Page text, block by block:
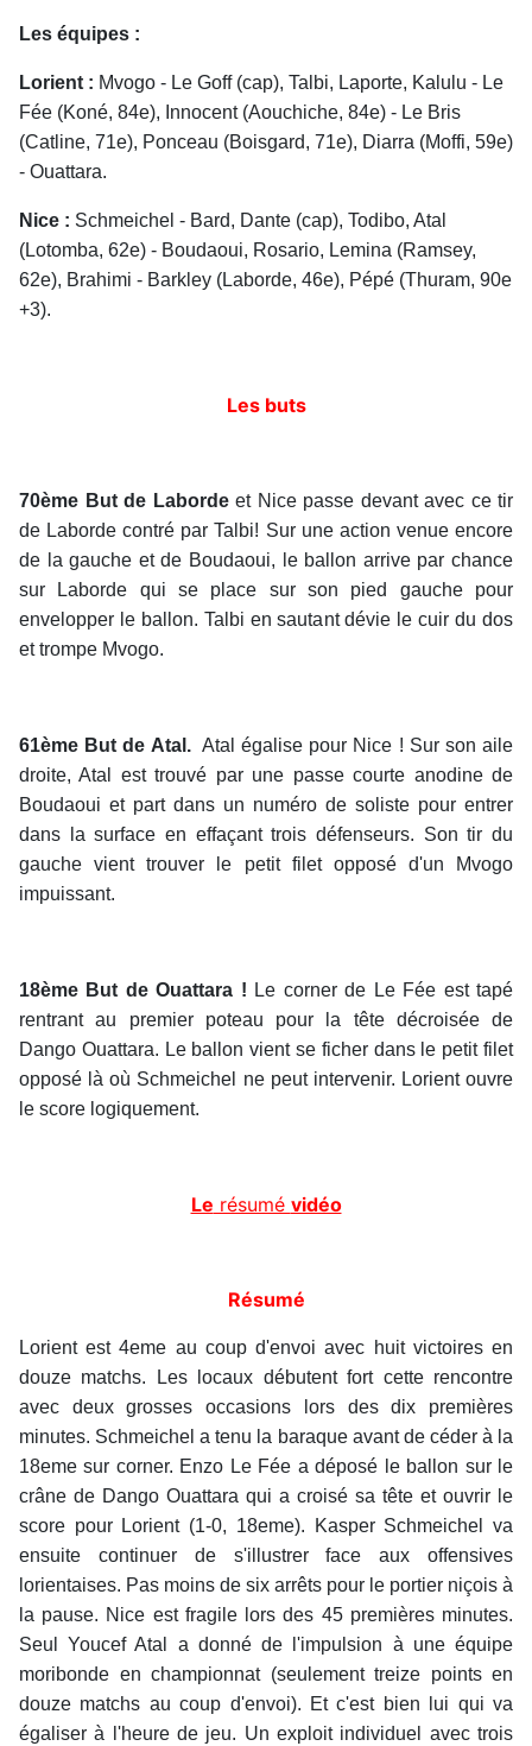
Les équipes :
Lorient : Mvogo - Le Goff (cap), Talbi, Laporte, Kalulu - Le
Fée (Koné, 84e), Innocent (Aouchiche, 84e) - Le Bris
(Catline, 71e), Ponceau (Boisgard, 71e), Diarra (Moffi, 59e)
- Ouattara.
Nice : Schmeichel - Bard, Dante (cap), Todibo, Atal
(Lotomba, 62e) - Boudaoui, Rosario, Lemina (Ramsey,
62e), Brahimi - Barkley (Laborde, 46e), Pépé (Thuram, 90e
+3).
Les buts
70ème But de Laborde et Nice passe devant avec ce tir
de Laborde contré par Talbi! Sur une action venue encore
de la gauche et de Boudaoui, le ballon arrive par chance
sur Laborde qui se place sur son pied gauche pour
envelopper le ballon. Talbi en sautant dévie le cuir du dos
et trompe Mvogo.
61ème But de Atal.Atal égalise pour Nice ! Sur son aile
droite, Atal est trouvé par une passe courte anodine de
Boudaoui et part dans un numéro de soliste pour entrer
dans la surface en effaçant trois défenseurs. Son tir du
gauche vient trouver le petit filet opposé d'un Mvogo
impuissant.
18ème But de Ouattara ! Le corner de Le Fée est tapé
rentrant au premier poteau pour la tête décroisée de
Dango Ouattara. Le ballon vient se ficher dans le petit filet
opposé là où Schmeichel ne peut intervenir. Lorient ouvre
le score logiquement.
Le résumé vidéo
Résumé
Lorient est 4eme au coup d'envoi avec huit victoires en
douze matchs. Les locaux débutent fort cette rencontre
avec deux grosses occasions lors des dix premières
minutes. Schmeichel a tenu la baraque avant de céder à la
18eme sur corner. Enzo Le Fée a déposé le ballon sur le
crâne de Dango Ouattara qui a croisé sa tête et ouvrir le
score pour Lorient (1-0, 18eme). Kasper Schmeichel va
ensuite continuer de s'illustrer face aux offensives
lorientaises. Pas moins de six arrêts pour le portier niçois à
la pause. Nice est fragile lors des 45 premières minutes.
Seul Youcef Atal a donné de l'impulsion à une équipe
moribonde en championnat (seulement treize points en
douze matchs au coup d'envoi). Et c'est bien lui qui va
égaliser à l'heure de jeu. Un exploit individuel avec trois